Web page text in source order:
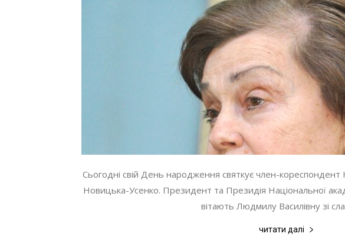
Сьогодні свій День народження святкує член-
Новицька-Усенко. Президент та Президія Національної
вітають Людмилу Василівну зі
читати далі